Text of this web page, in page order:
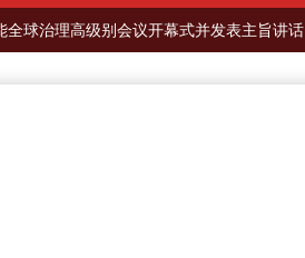
球治理高级别会议开幕式并发表主旨讲话